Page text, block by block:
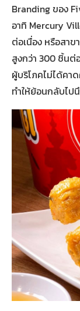
Branding ของ
อาทิ Mercury
ต่อเนื่อง หรือสา
สูงกว่า 300 ชิ้นต่
ผู้บริโภคไม่ได้คา
ทำให้ย้อนกลับไป